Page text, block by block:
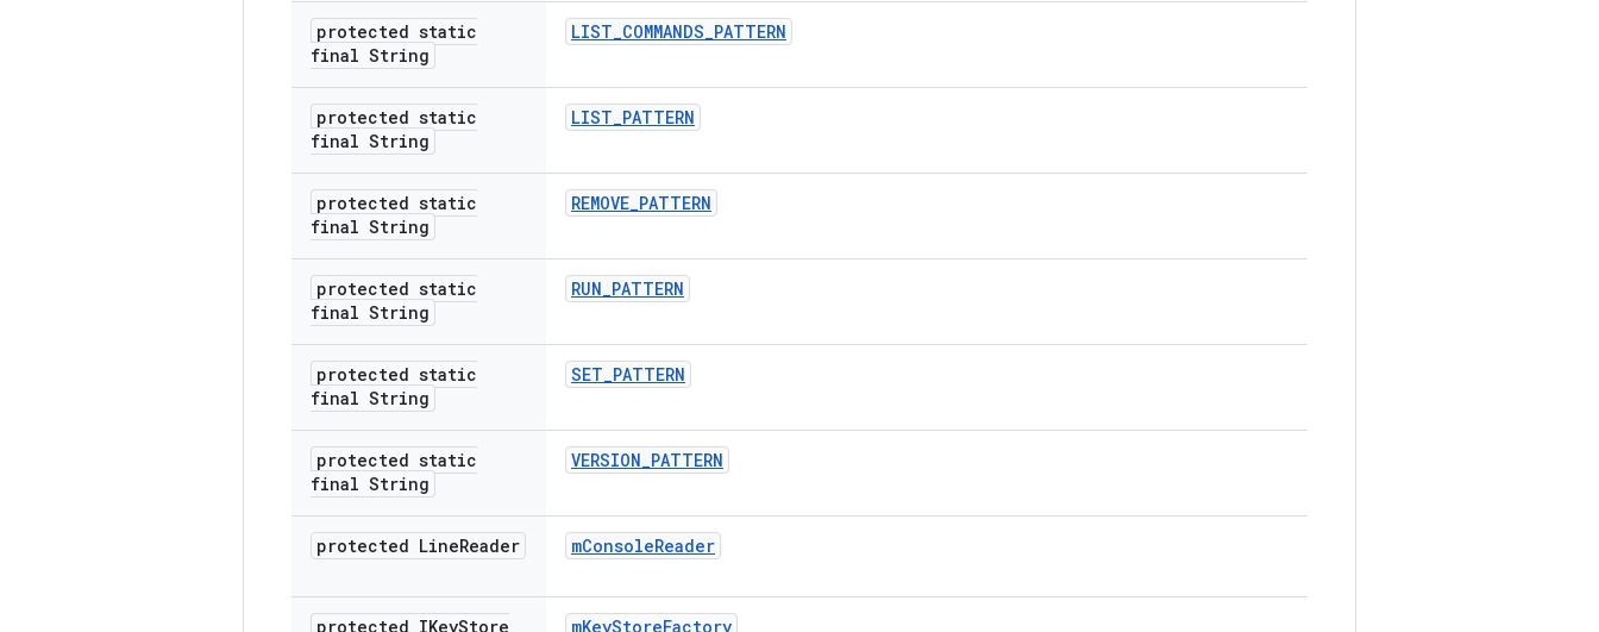
protected static
final String
LIST_COMMANDS_PATTERN
protected static
final String
LIST_PATTERN
protected static
final String
REMOVE_PATTERN
protected static
final String
RUN_PATTERN
protected static
final String
SET_PATTERN
protected static
final String
VERSION_PATTERN
protected LineReader mConsoleReader
protected IKeyStore
mKeyStoreFactory